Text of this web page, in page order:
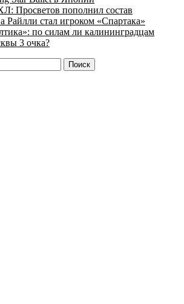
Просветов пополнил состав
Райлли стал игроком «Спартака»
по силам ли калининградцам
3 очка?